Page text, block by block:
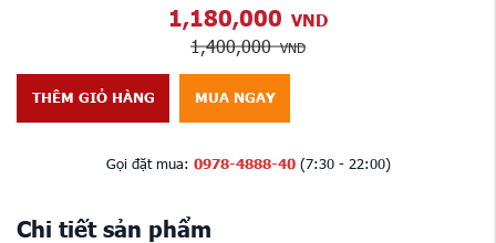
1,180,000 VND
1,400,000VND
THÊM GIỎ HÀNG MUA NGAY
Gọi đặt mua: 0978-4888-40(7:30 - 22:00)
Chi tiết sản phẩm